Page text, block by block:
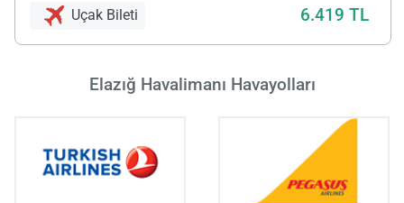
Uçak Bileti
6.419 TL
Elazığ Havalimanı Havayolları